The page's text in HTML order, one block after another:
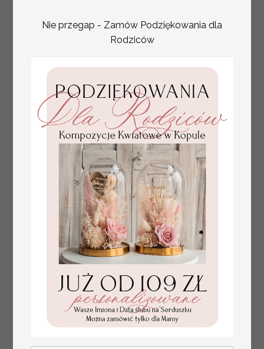
plan stołów
weselnych
usadzenie gości na
weselu, tablica
informacyjna dla
gości weselnych,
plan stołów na
weselu ze zdjęciem
Pary Młodej, plan
usadzenia gości
Promocja:
100 PLN/125.00 PLN
Nie przegap - Zamów Podziękowania dla
Rodziców